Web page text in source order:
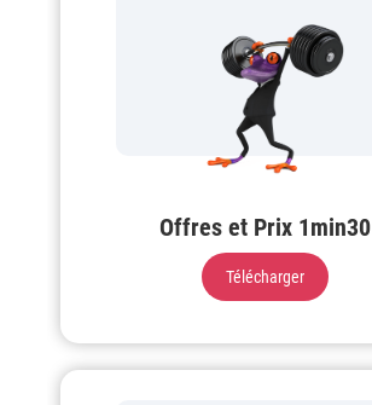
Offres et Prix 1min30
Télécharger